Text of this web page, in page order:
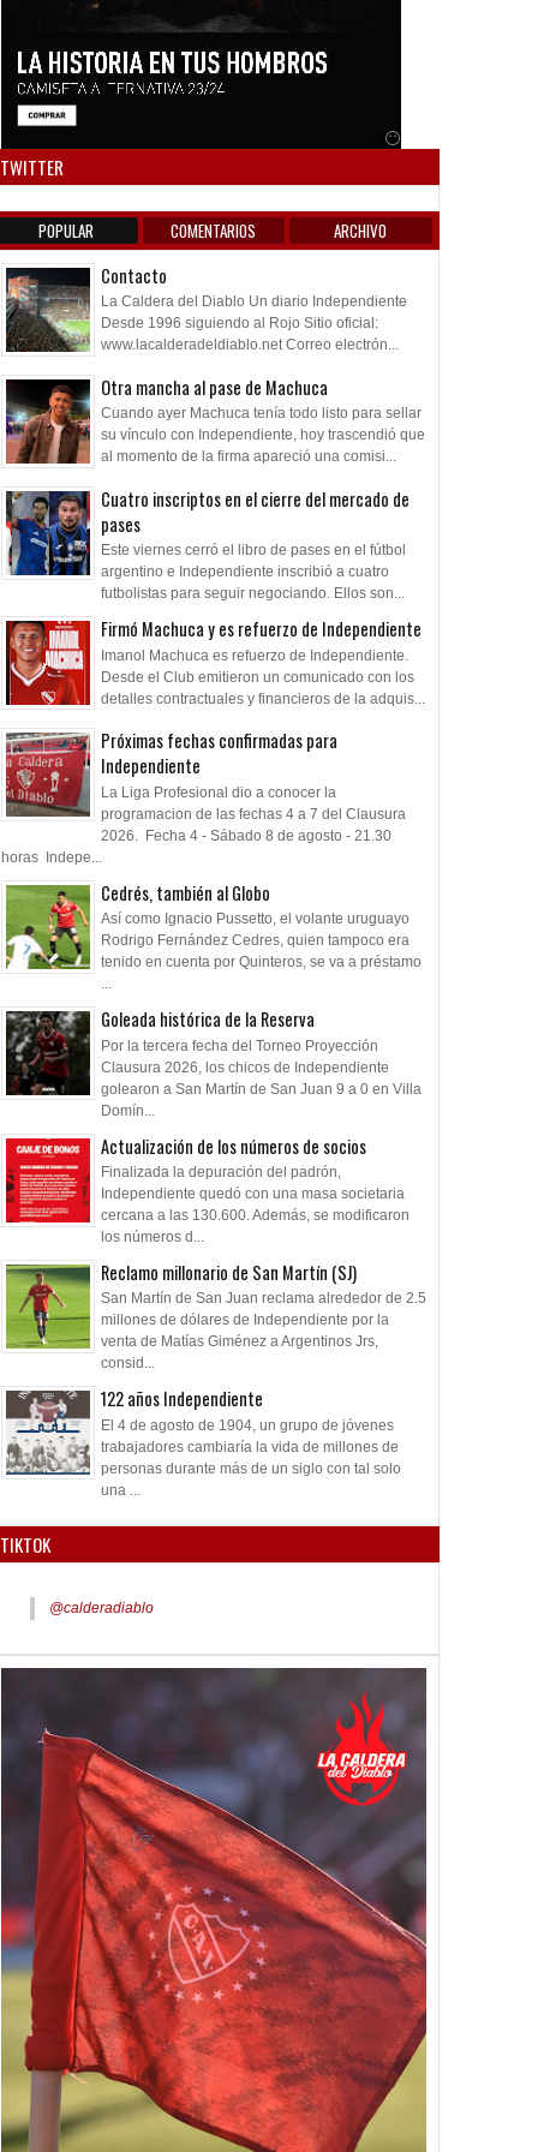
TWITTER
POPULAR COMENTARIOS ARCHIVO
Contacto
La Caldera del Diablo Un diario Independiente
Desde 1996 siguiendo al Rojo Sitio oficial:
www.lacalderadeldiablo.net Correo electrón...
Otra mancha al pase de Machuca
Cuando ayer Machuca tenía todo listo para sellar
su vínculo con Independiente, hoy trascendió que
al momento de la firma apareció una comisi...
Cuatro inscriptos en el cierre del mercado de
pases
Este viernes cerró el libro de pases en el fútbol
argentino e Independiente inscribió a cuatro
futbolistas para seguir negociando. Ellos son...
Firmó Machuca y es refuerzo de Independiente
Imanol Machuca es refuerzo de Independiente.
Desde el Club emitieron un comunicado con los
detalles contractuales y financieros de la adquis...
Próximas fechas confirmadas para
Independiente
La Liga Profesional dio a conocer la
programacion de las fechas 4 a 7 del Clausura
2026. Fecha 4 - Sábado 8 de agosto - 21.30
horas Indepe...
Cedrés, también al Globo
Así como Ignacio Pussetto, el volante uruguayo
Rodrigo Fernández Cedres, quien tampoco era
tenido en cuenta por Quinteros, se va a préstamo
...
Goleada histórica de la Reserva
Por la tercera fecha del Torneo Proyección
Clausura 2026, los chicos de Independiente
golearon a San Martín de San Juan 9 a 0 en Villa
Domín...
Actualización de los números de socios
Finalizada la depuración del padrón,
Independiente quedó con una masa societaria
cercana a las 130.600. Además, se modificaron
los números d...
Reclamo millonario de San Martín (SJ)
San Martín de San Juan reclama alrededor de 2.5
millones de dólares de Independiente por la
venta de Matías Giménez a Argentinos Jrs,
consid...
122 años Independiente
El 4 de agosto de 1904, un grupo de jóvenes
trabajadores cambiaría la vida de millones de
personas durante más de un siglo con tal solo
una ...
TIKTOK
@calderadiablo